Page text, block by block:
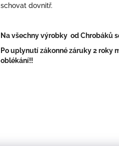
schovat dovnitř.
Na všechny výrobky od Chrobáků
Po uplynutí zákonné záruky 2 roky
oblékání!!